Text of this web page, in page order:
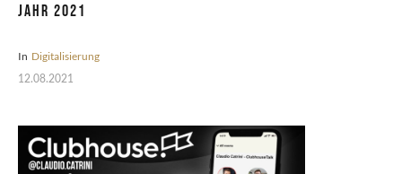
Jahr 2021
In Digitalisierung
12.08.2021